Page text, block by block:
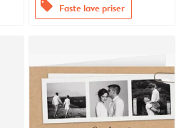
offers Faste lave priser